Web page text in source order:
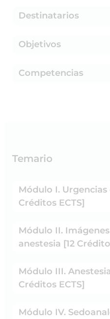
Destinatarios
Objetivos
Competencias
Temario
Módulo I.
Créditos ECTS]
Módulo II.
anestesia [12
Módulo III.
Créditos ECTS]
Módulo IV.